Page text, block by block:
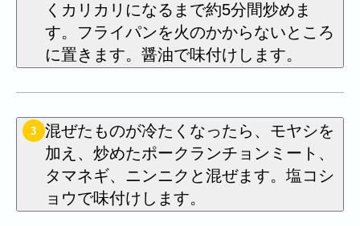
くカリカリになるまで約5分間炒めま
す。フライパンを火のかからないところ
に置きます。醤油で味付けします。
3
混ぜたものが冷たくなったら、モヤシを
加え、炒めたポークランチョンミート、
タマネギ、ニンニクと混ぜます。塩コシ
ョウで味付けします。